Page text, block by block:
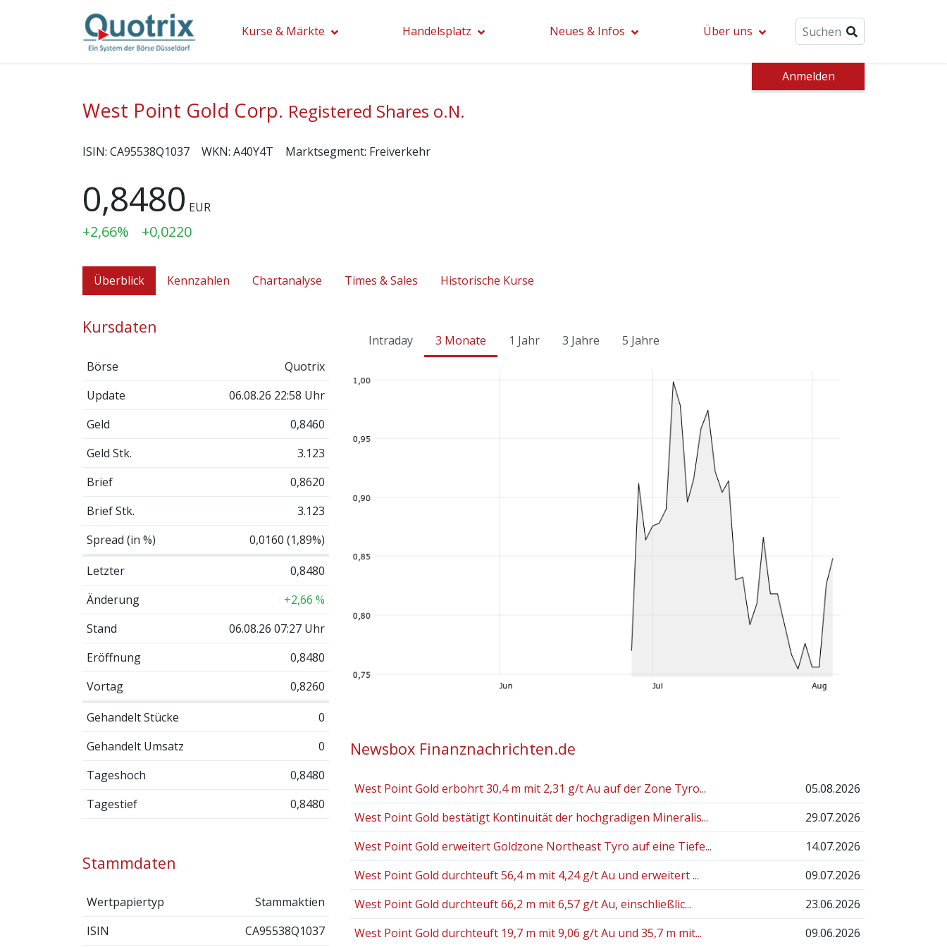
Kurse & Märkte Handelsplatz Neues & Infos Über uns
Anmelden
West Point Gold Corp. Registered Shares o.N.
ISIN: CA95538Q1037 WKN: A40Y4T Marktsegment: Freiverkehr
0,8480 EUR
+2,66% +0,0220
Überblick Kennzahlen Chartanalyse Times & Sales Historische Kurse
Kursdaten
Börse
Quotrix
Update
06.08.26 22:58 Uhr
Geld
0,8460
Geld Stk.
3.123
Brief
0,8620
Brief Stk.
3.123
Spread (in %)
0,0160 (1,89%)
Letzter
0,8480
Änderung
+2,66 %
Stand
06.08.26 07:27 Uhr
Eröffnung
0,8480
Vortag
0,8260
Gehandelt Stücke
0
Gehandelt Umsatz
0
Tageshoch
0,8480
Tagestief
0,8480
Stammdaten
Wertpapiertyp
Stammaktien
ISIN
CA95538Q1037
Intraday 3 Monate 1 Jahr 3 Jahre 5 Jahre
Newsbox Finanznachrichten.de
West Point Gold erbohrt 30,4 m mit 2,31 g/t Au auf der Zone Tyro...
05.08.2026
West Point Gold bestätigt Kontinuität der hochgradigen Mineralis...
29.07.2026
West Point Gold erweitert Goldzone Northeast Tyro auf eine Tiefe...
14.07.2026
West Point Gold durchteuft 56,4 m mit 4,24 g/t Au und erweitert ...
09.07.2026
West Point Gold durchteuft 66,2 m mit 6,57 g/t Au, einschließlic...
23.06.2026
West Point Gold durchteuft 19,7 m mit 9,06 g/t Au und 35,7 m mit...
09.06.2026